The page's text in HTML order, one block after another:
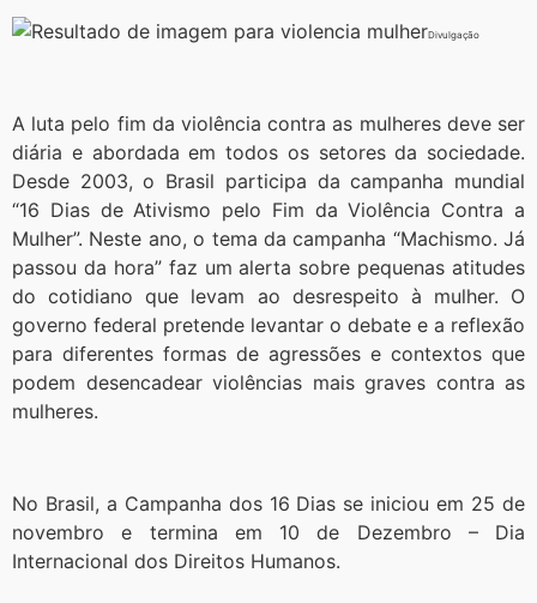
Divulgação
A luta pelo fim da violência contra as mulheres deve ser
diária e abordada em todos os setores da sociedade.
Desde 2003, o Brasil participa da campanha mundial
“16 Dias de Ativismo pelo Fim da Violência Contra a
Mulher”. Neste ano, o tema da campanha “Machismo. Já
passou da hora” faz um alerta sobre pequenas atitudes
do cotidiano que levam ao desrespeito à mulher. O
governo federal pretende levantar o debate e a reflexão
para diferentes formas de agressões e contextos que
podem desencadear violências mais graves contra as
mulheres.
No Brasil, a Campanha dos 16 Dias se iniciou em 25 de
novembro e termina em 10 de Dezembro – Dia
Internacional dos Direitos Humanos.